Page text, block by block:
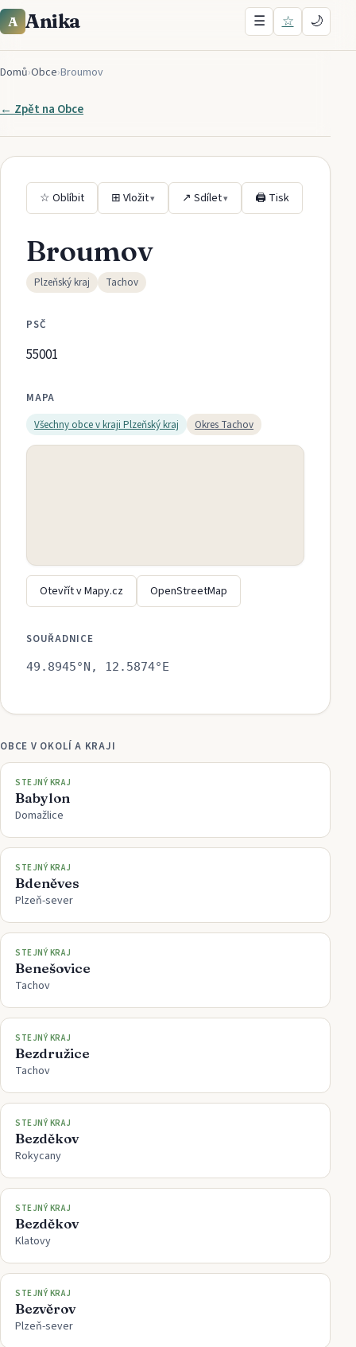
A Anika ☰ ☆ 🌙
Domů›Obce›Broumov
← Zpět na Obce
☆ Oblíbit ⊞ Vložit▾ ↗ Sdílet▾ 🖨 Tisk
Broumov
Plzeňský kraj Tachov
PSČ
55001
MAPA
Všechny obce v kraji Plzeňský kraj Okres Tachov
Otevřít v Mapy.cz OpenStreetMap
SOUŘADNICE
49.8945°N, 12.5874°E
OBCE V OKOLÍ A KRAJI
STEJNÝ KRAJ
Babylon
Domažlice
STEJNÝ KRAJ
Bdeněves
Plzeň-sever
STEJNÝ KRAJ
Benešovice
Tachov
STEJNÝ KRAJ
Bezdružice
Tachov
STEJNÝ KRAJ
Bezděkov
Rokycany
STEJNÝ KRAJ
Bezděkov
Klatovy
STEJNÝ KRAJ
Bezvěrov
Plzeň-sever